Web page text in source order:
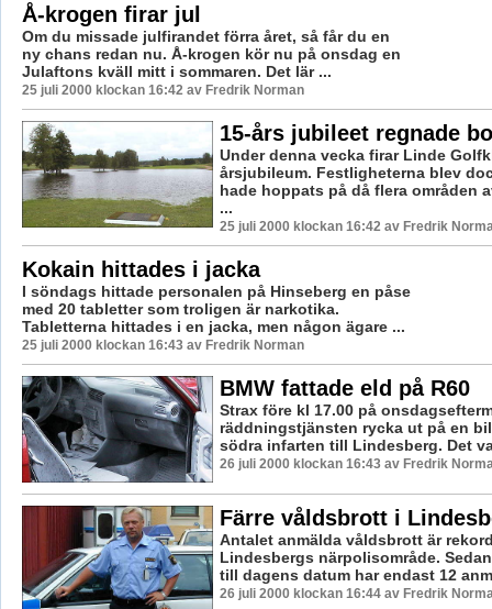
Å-krogen firar jul
Om du missade julfirandet förra året, så får du en
ny chans redan nu. Å-krogen kör nu på onsdag en
Julaftons kväll mitt i sommaren. Det lär ...
25 juli 2000 klockan 16:42 av Fredrik Norman
15-års jubileet regnade
Under denna vecka firar Linde
årsjubileum. Festligheterna blev
hade hoppats på då flera områden
...
25 juli 2000 klockan 16:42 av Fredrik
Kokain hittades i jacka
I söndags hittade personalen på Hinseberg en påse
med 20 tabletter som troligen är narkotika.
Tabletterna hittades i en jacka, men någon ägare ...
25 juli 2000 klockan 16:43 av Fredrik Norman
BMW fattade eld på R60
Strax före kl 17.00 på
räddningstjänsten rycka ut på en
södra infarten till Lindesberg. Det
26 juli 2000 klockan 16:43 av Fredrik
Färre våldsbrott i
Antalet anmälda våldsbrott är
Lindesbergs närpolisområde.
till dagens datum har endast 12
26 juli 2000 klockan 16:44 av Fredrik